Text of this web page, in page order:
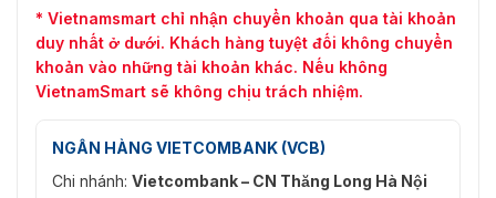
* Vietnamsmart chỉ nhận chuyển khoản qua tài khoản
duy nhất ở dưới. Khách hàng tuyệt đối không chuyển
khoản vào những tài khoản khác. Nếu không
VietnamSmart sẽ không chịu trách nhiệm.
NGÂN HÀNG VIETCOMBANK (VCB)
Chi nhánh: Vietcombank – CN Thăng Long Hà Nội